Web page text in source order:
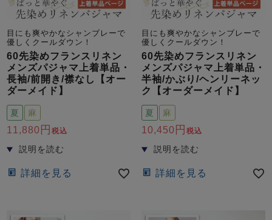
目にも爽やかなシャンブレーで
優しくクールダウン！
60先染めフランスリネン
メンズパジャマ上着単品・
長袖/前開き/襟なし【オー
ダーメイド】
夏 麻
11,880 税込
詳細を見る
目にも爽やかなシャンブレーで
優しくクールダウン！
60先染めフランスリネン
メンズパジャマ上着単品・
半袖/かぶり/ヘンリーネッ
ク【オーダーメイド】
夏 麻
10,450 税込
詳細を見る